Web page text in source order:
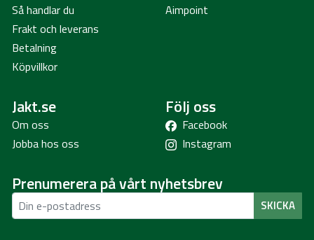
Så handlar du
Frakt och leverans
Betalning
Köpvillkor
Aimpoint
Jakt.se
Om oss
Jobba hos oss
Följ oss
Facebook
Instagram
Prenumerera på vårt nyhetsbrev
SKICKA